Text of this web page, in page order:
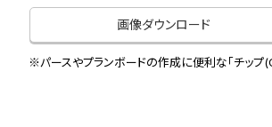
画像ダウンロード
※パースやプランボードの作成に便利な「チップ